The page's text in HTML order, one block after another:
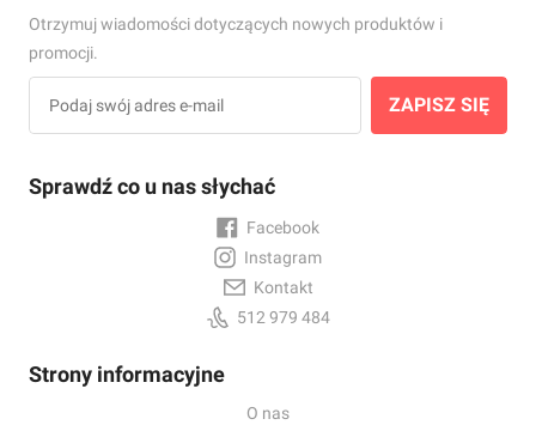
Sprawdź co u nas słychać
Facebook
Instagram
Kontakt
512 979 484
Strony informacyjne
O nas
Otrzymuj wiadomości dotyczących nowych produktów i
promocji.
ZAPISZ SIĘ